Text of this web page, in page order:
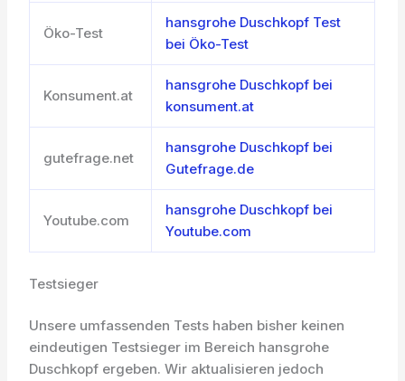
Öko-Test
hansgrohe Duschkopf Test
bei Öko-Test
Konsument.at
hansgrohe Duschkopf bei
konsument.at
gutefrage.net
hansgrohe Duschkopf bei
Gutefrage.de
Youtube.com
hansgrohe Duschkopf bei
Youtube.com
Testsieger
Unsere umfassenden Tests haben bisher keinen
eindeutigen Testsieger im Bereich hansgrohe
Duschkopf ergeben. Wir aktualisieren jedoch